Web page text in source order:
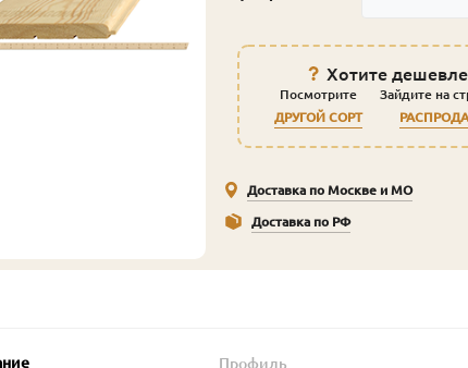
Хотите
Посмотрите
ДРУГОЙ СОРТ
Зайдите на
Доставка по Москве и МО
Доставка по РФ
Профиль